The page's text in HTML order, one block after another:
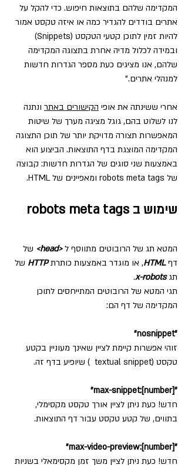
המקדימה שלהם בתוצאות חיפוש. כדי להקל על
אתרים בודדים להגדיר כמה או איזה טקסט אמור
להיות זמין לתוכן קטעי הטקסט (Snippets)
ובמידה לכלול מדיה אחרת בתצוגה המקדימה
שלהם, אנו מציגים כעת מספר הגדרות חדשות
למנהלי אתרים."
אחרי ששינתה את אופי הקישורים באתר ונתנה
לנו לשלוט בהם, גוגל מציגה מערך של שיטות
המאפשרות תצורה מדויקת יותר של תוכן התצוגה
המקדימה המוצגת בדף התוצאות. הביצוע הוא
באמצעות שני סוגים של הגדרות חדשות: קבוצה
של robots meta tags ומאפיינים של HTML.
שימוש ב robots meta tags
המטא תג של הרובוטים מתווסף ל <head>
של
דף HTML, או מוגדר באמצעות כותרת HTTP של
תג x-robots
.
תגי המטא של הרובוטים המתייחסים לתוכן
המקדימה של דף הם:
"nosnippet"
זוהי אפשרות קיימת לציין שאינך מעוניין בקטע
טקסט (textual snippet  ) שיופיע בדף זה.
"max-snippet:[number]"
חדש! כעת ניתן לציין אורך טקסט מקסימלי,
בתווים, של קטע טקסט עבור דף התוצאות.
"max-video-preview:[number]"
חדש! כעת ניתן לציין משך זמן מקסימאלי בשניות